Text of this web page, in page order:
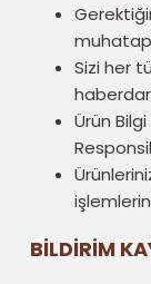
muhatap
Sizi her
Ürün
BİLDİRİM